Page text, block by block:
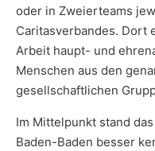
oder in Zweierteams
Caritasverbandes. Dort
Arbeit haupt- und
Menschen aus den
gesellschaftlichen
Im Mittelpunkt stand
Baden-Baden besser